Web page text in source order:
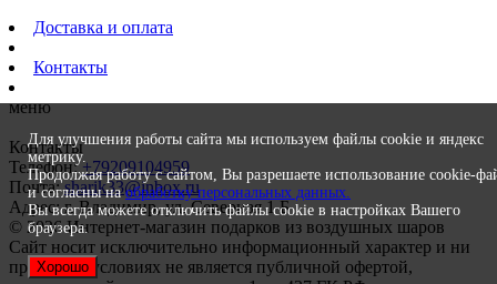
Доставка и оплата
Контакты
меню
Контакты
Телефон:+79209104959
Почта:sharik33@inbox.ru
Адрес: г. Владимир, ул. Северная 1 Б
© 2026 Интернет-магазин подарков из воздушных шаров
Сайт носит исключительно информационный характер и ни
при каких условиях не является публичной офертой,
Для улучшения работы сайта мы используем файлы cookie и яндекс
метрику.
Продолжая работу с сайтом, Вы разрешаете использование cookie-
и согласны наобработку персональных данных.
Вы всегда можете отключить файлы cookie в настройках Вашего
браузера.
Хорошо